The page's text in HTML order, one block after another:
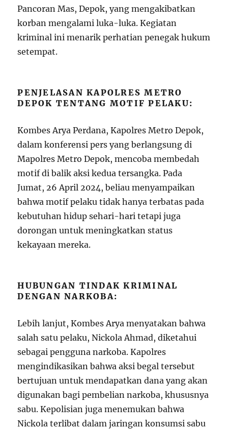
Pancoran Mas, Depok, yang mengakibatkan
korban mengalami luka-luka. Kegiatan
kriminal ini menarik perhatian penegak hukum
setempat.
PENJELASAN KAPOLRES METRO
DEPOK TENTANG MOTIF PELAKU:
Kombes Arya Perdana, Kapolres Metro Depok,
dalam konferensi pers yang berlangsung di
Mapolres Metro Depok, mencoba membedah
motif di balik aksi kedua tersangka. Pada
Jumat, 26 April 2024, beliau menyampaikan
bahwa motif pelaku tidak hanya terbatas pada
kebutuhan hidup sehari-hari tetapi juga
dorongan untuk meningkatkan status
kekayaan mereka.
HUBUNGAN TINDAK KRIMINAL
DENGAN NARKOBA:
Lebih lanjut, Kombes Arya menyatakan bahwa
salah satu pelaku, Nickola Ahmad, diketahui
sebagai pengguna narkoba. Kapolres
mengindikasikan bahwa aksi begal tersebut
bertujuan untuk mendapatkan dana yang akan
digunakan bagi pembelian narkoba, khususnya
sabu. Kepolisian juga menemukan bahwa
Nickola terlibat dalam jaringan konsumsi sabu